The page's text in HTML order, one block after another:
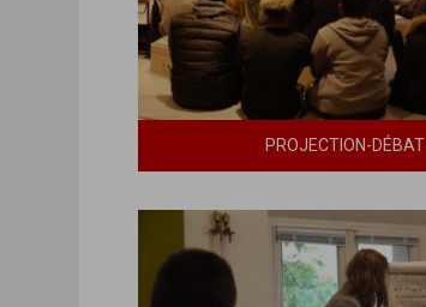
PROJECTION-DÉBAT